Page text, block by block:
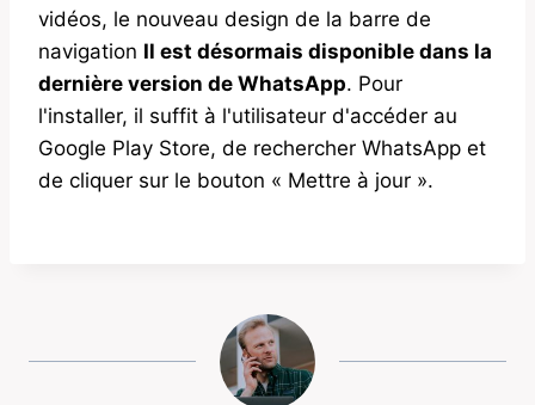
vidéos, le nouveau design de la barre de
navigation Il est désormais disponible dans la
dernière version de WhatsApp. Pour
l'installer, il suffit à l'utilisateur d'accéder au
Google Play Store, de rechercher WhatsApp et
de cliquer sur le bouton « Mettre à jour ».